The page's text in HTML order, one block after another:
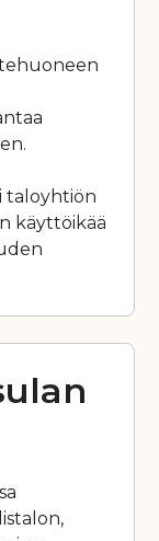
taloyhtiön
käyttöikää